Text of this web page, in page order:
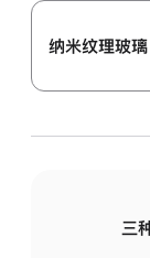
纳米纹理玻璃
三